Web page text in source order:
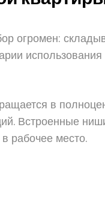
огромен:
в
Встроенные
рабочее место.